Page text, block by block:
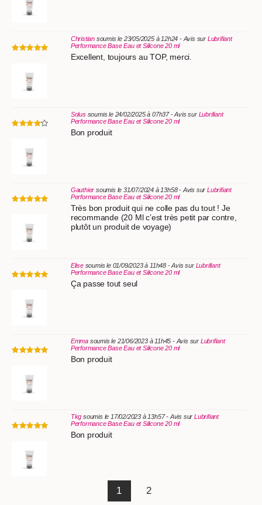
Christiansoumis le 23/05/2025 à 12h24 - Avis sur Lubrifiant
Performance Base Eau et Silicone 20 ml
Excellent, toujours au TOP, merci.
Solussoumis le 24/02/2025 à 07h37 - Avis sur Lubrifiant
Performance Base Eau et Silicone 20 ml
Bon produit
Gauthier soumis le 31/07/2024 à 13h58 - Avis sur Lubrifiant
Performance Base Eau et Silicone 20 ml
Très bon produit qui ne colle pas du tout ! Je
recommande (20 Ml c’est très petit par contre,
plutôt un produit de voyage)
Elisesoumis le 01/09/2023 à 11h48 - Avis sur Lubrifiant
Performance Base Eau et Silicone 20 ml
Ça passe tout seul
Emmasoumis le 21/06/2023 à 11h45 - Avis sur Lubrifiant
Performance Base Eau et Silicone 20 ml
Bon produit
Tkg soumis le 17/02/2023 à 13h57 - Avis sur Lubrifiant
Performance Base Eau et Silicone 20 ml
Bon produit
1 2